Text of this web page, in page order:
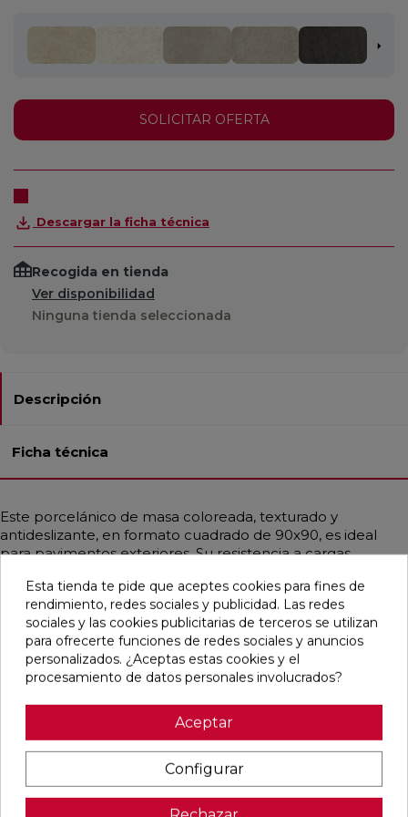
SOLICITAR OFERTA
Descargar la ficha técnica
Recogida en tienda
Ver disponibilidad
Ninguna tienda seleccionada
Descripción
Ficha técnica
Este porcelánico de masa coloreada, texturado y
antideslizante, en formato cuadrado de 90x90, es ideal
para pavimentos exteriores. Su resistencia a cargas
hace muy duradero. Además, es fácil de instalar y limpiar.
Con un estilo contemporáneo, industrial y mediterráneo,
emula la piedra en tonos crema y beige, ofreciendo una
opción elegante y funcional para tus espacios exteriores.
Pensamos que te puede interesar
favorite
Esta tienda te pide que aceptes cookies para fines de
rendimiento, redes sociales y publicidad. Las redes
sociales y las cookies publicitarias de terceros se utilizan
para ofrecerte funciones de redes sociales y anuncios
personalizados. ¿Aceptas estas cookies y el
procesamiento de datos personales involucrados?
Aceptar
Configurar